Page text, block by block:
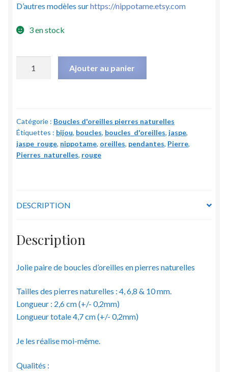
D’autres modèles surhttps://nippotame.etsy.com
3 en stock
rouge
-
pierres
6,8
mm
Ajouter au panier
Catégorie : Boucles d'oreilles pierres naturelles
Étiquettes : bijou, boucles, boucles_d'oreilles, jaspe,
jaspe_rouge, nippotame, oreilles, pendantes, Pierre,
Pierres_naturelles, rouge
DESCRIPTION
Description
Jolie paire de boucles d’oreilles en pierres naturelles
Tailles des pierres naturelles : 4, 6,8 & 10 mm.
Longueur : 2,6 cm (+/- 0,2mm)
Longueur totale 4,7 cm (+/- 0,2mm)
Je les réalise moi-même.
Qualités :